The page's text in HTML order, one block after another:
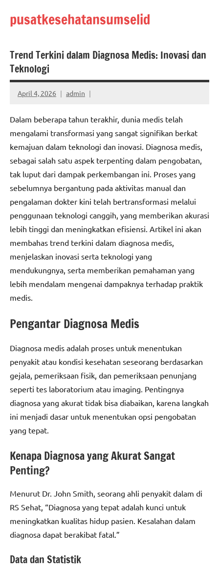
pusatkesehatansumselid
Trend Terkini dalam Diagnosa Medis: Inovasi dan
Teknologi
April 4, 2026 admin
Dalam beberapa tahun terakhir, dunia medis telah
mengalami transformasi yang sangat signifikan berkat
kemajuan dalam teknologi dan inovasi. Diagnosa medis,
sebagai salah satu aspek terpenting dalam pengobatan,
tak luput dari dampak perkembangan ini. Proses yang
sebelumnya bergantung pada aktivitas manual dan
pengalaman dokter kini telah bertransformasi melalui
penggunaan teknologi canggih, yang memberikan akurasi
lebih tinggi dan meningkatkan efisiensi. Artikel ini akan
membahas trend terkini dalam diagnosa medis,
menjelaskan inovasi serta teknologi yang
mendukungnya, serta memberikan pemahaman yang
lebih mendalam mengenai dampaknya terhadap praktik
medis.
Pengantar Diagnosa Medis
Diagnosa medis adalah proses untuk menentukan
penyakit atau kondisi kesehatan seseorang berdasarkan
gejala, pemeriksaan fisik, dan pemeriksaan penunjang
seperti tes laboratorium atau imaging. Pentingnya
diagnosa yang akurat tidak bisa diabaikan, karena langkah
ini menjadi dasar untuk menentukan opsi pengobatan
yang tepat.
Kenapa Diagnosa yang Akurat Sangat
Penting?
Menurut Dr. John Smith, seorang ahli penyakit dalam di
RS Sehat, “Diagnosa yang tepat adalah kunci untuk
meningkatkan kualitas hidup pasien. Kesalahan dalam
diagnosa dapat berakibat fatal.”
Data dan Statistik